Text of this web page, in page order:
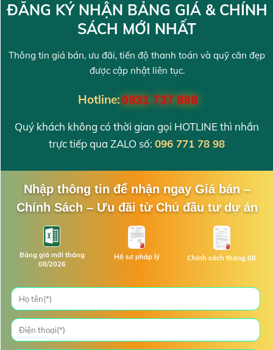
ĐĂNG KÝ NHẬN BẢNG GIÁ & CHÍNH
SÁCH MỚI NHẤT
Thông tin giá bán, ưu đãi, tiến độ thanh toán và quỹ căn đẹp
được cập nhật liên tục.
Hotline:0931 737 898
Quý khách không có thời gian gọi HOTLINE thì nhắn
trực tiếp qua ZALO số: 096 771 78 98
Nhập thông tin để nhận ngay Giá bán –
Chính Sách – Ưu đãi từ Chủ đầu tư dự án
Bảng giá mới tháng
08/2026
Hồ sơ pháp lý Chính sách tháng 08